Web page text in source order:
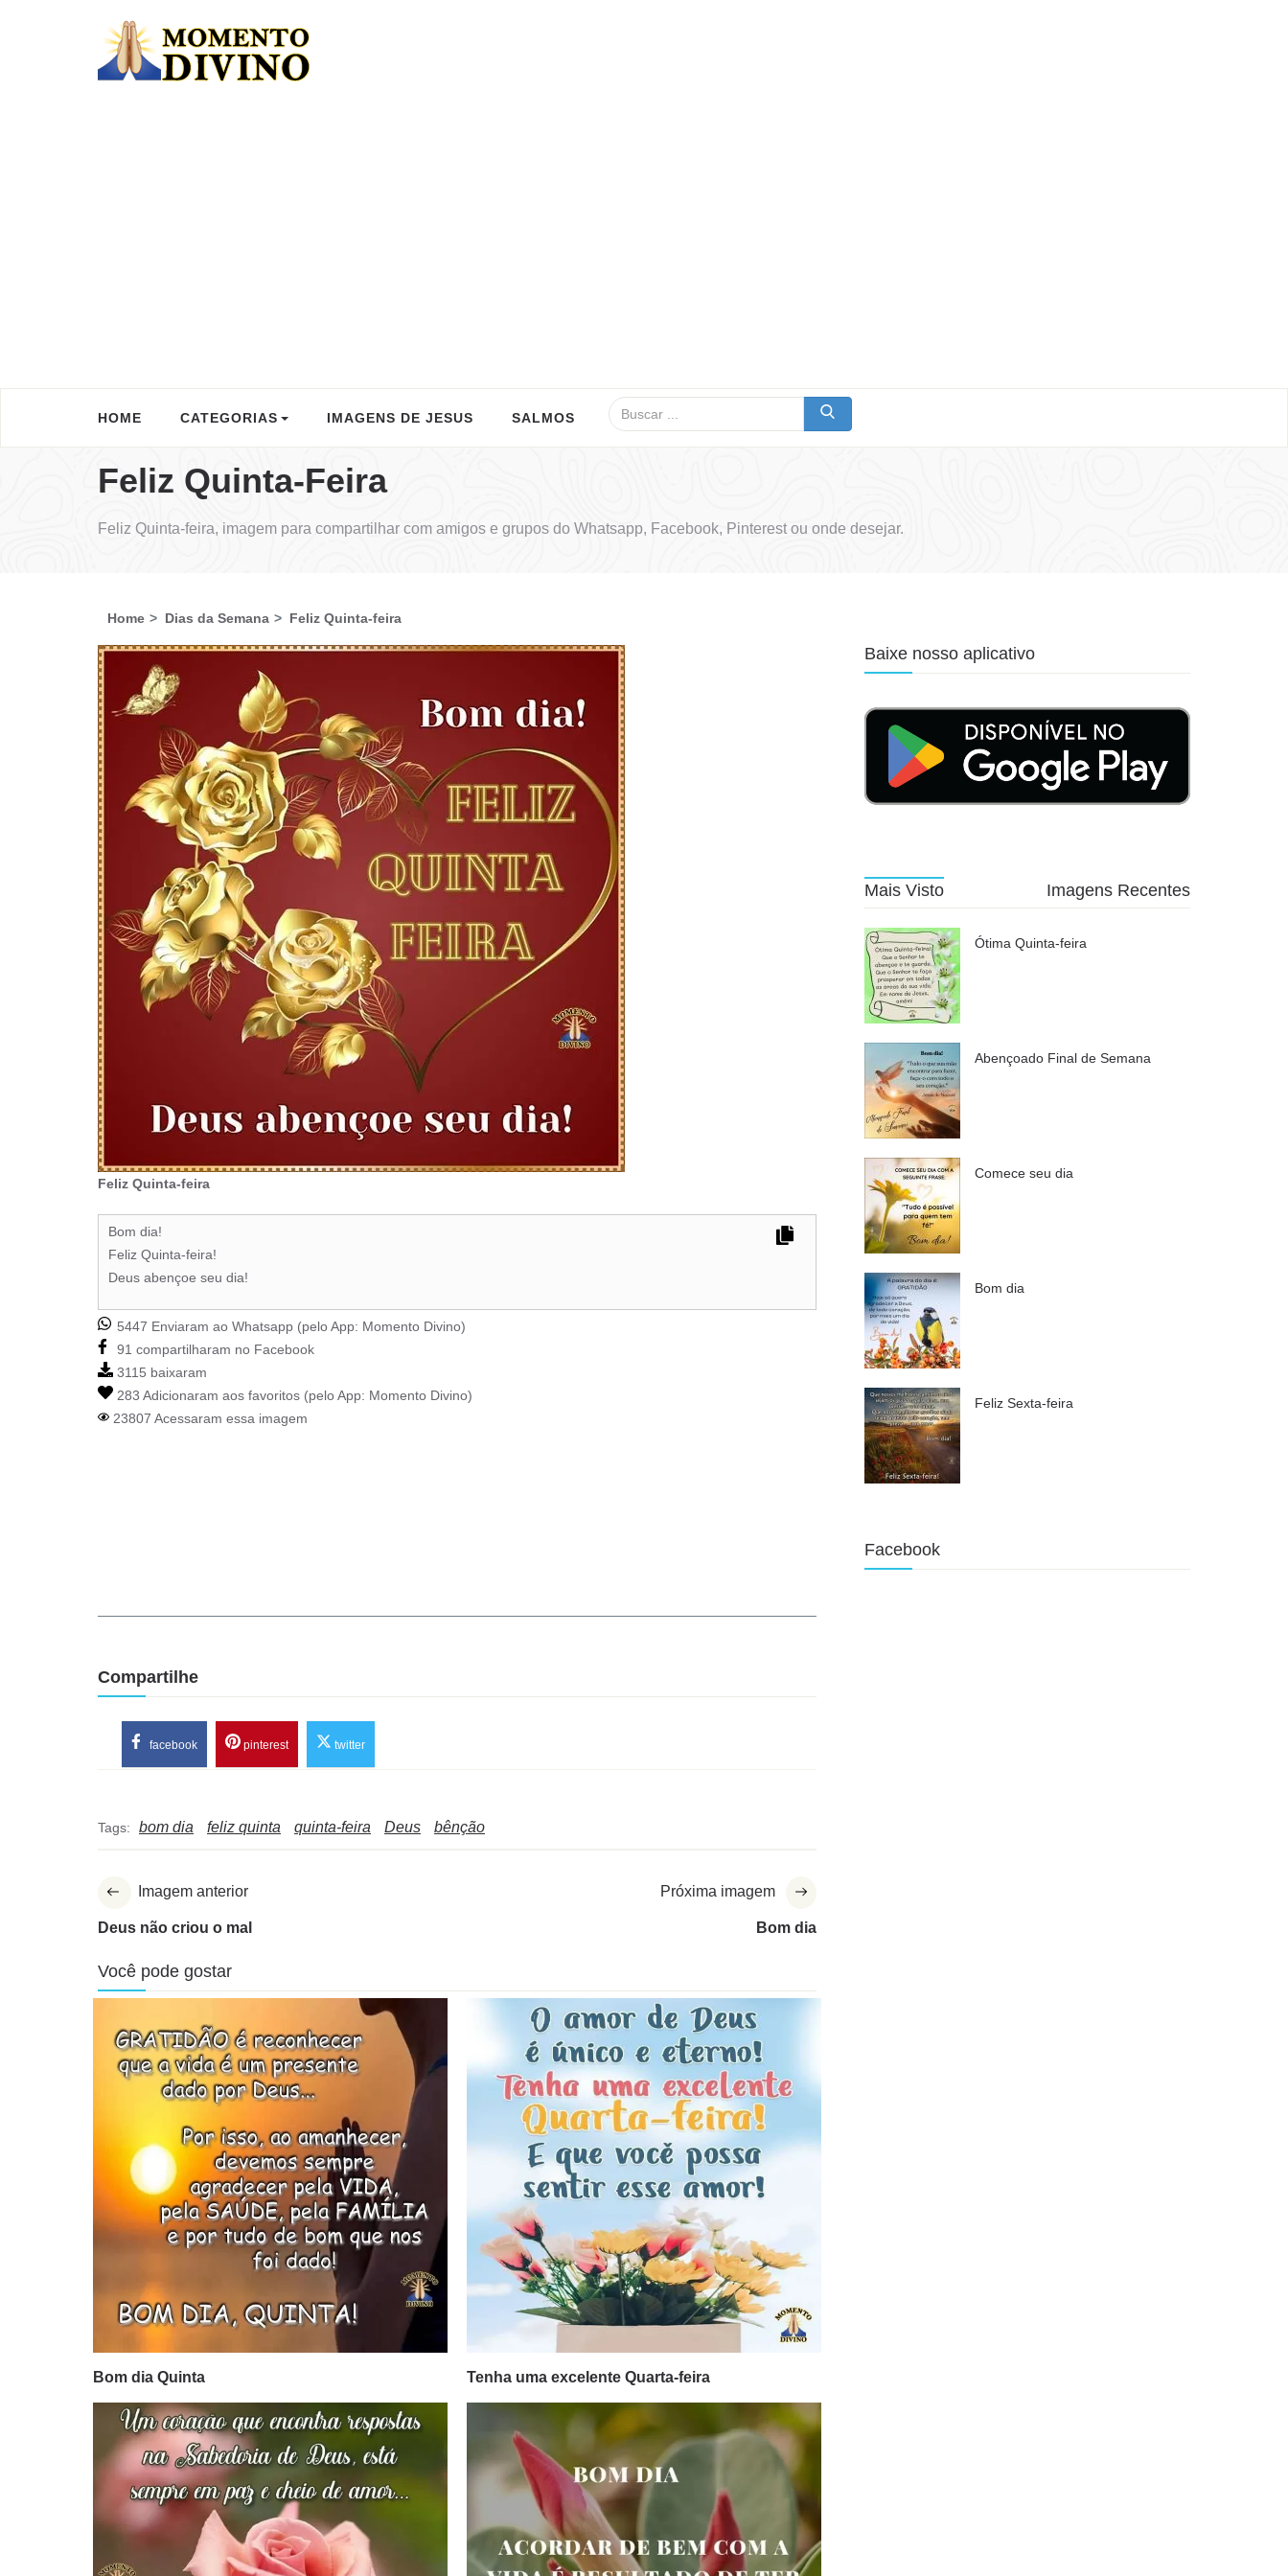
HOME CATEGORIAS IMAGENS DE JESUS SALMOS
Feliz Quinta-Feira
Feliz Quinta-feira, imagem para compartilhar com amigos e grupos do Whatsapp, Facebook, Pinterest ou onde desejar.
Home Dias da Semana Feliz Quinta-feira
Feliz Quinta-feira
Bom dia!
Feliz Quinta-feira!
Deus abençoe seu dia!
5447 Enviaram ao Whatsapp (pelo App: Momento Divino)
91 compartilharam no Facebook
3115 baixaram
283 Adicionaram aos favoritos (pelo App: Momento Divino)
23807 Acessaram essa imagem
Compartilhe
facebook pinterest twitter
Tags: bom dia feliz quinta quinta-feira Deus bênção
Imagem anterior
Deus não criou o mal
Próxima imagem
Bom dia
Você pode gostar
Bom dia Quinta Tenha uma excelente Quarta-feira
Baixe nosso aplicativo
Mais Visto Imagens Recentes
Ótima Quinta-feira
Abençoado Final de Semana
Comece seu dia
Bom dia
Feliz Sexta-feira
Facebook